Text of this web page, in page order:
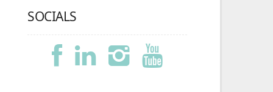
SOCIALS